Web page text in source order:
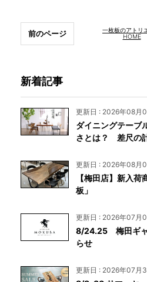
一枚板のアトリ
HOME
前のページ
新着記事
更新日 : 2026年08月
ダイニングテーブ
さとは？ 差尺の
更新日 : 2026年08月
【梅田店】新入
板」
更新日 : 2026年07月
8/24.25 梅田ギ
らせ
更新日 : 2026年07月